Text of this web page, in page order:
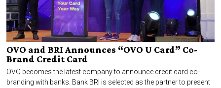
OVO and BRI Announces “OVO U Card” Co-
Brand Credit Card
OVO becomes the latest company to announce credit card co-
branding with banks. Bank BRI is selected as the partner to present